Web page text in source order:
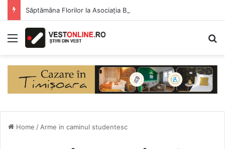
Săptămâna Florilor la Asociația BUNETI
Menu
Home / Arme in caminul studentesc